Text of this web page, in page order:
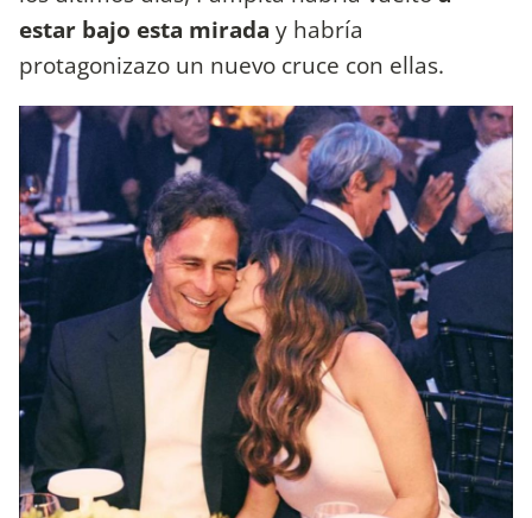
estar bajo esta mirada y habría
protagonizazo un nuevo cruce con ellas.